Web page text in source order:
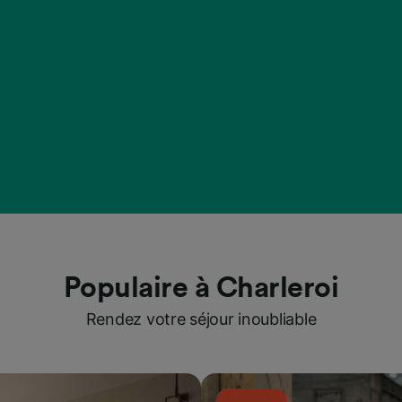
Populaire à Charleroi
Rendez votre séjour inoubliable